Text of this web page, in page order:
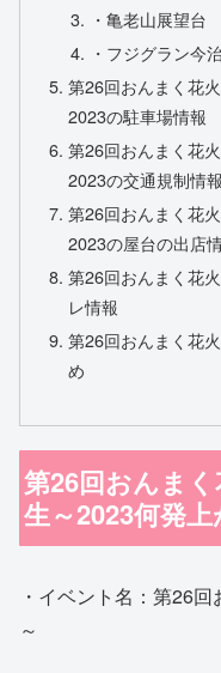
・亀老山展望台
・フジグラン今
第26回おんまく花
2023の駐車場情報
第26回おんまく花
2023の交通規制情報
第26回おんまく花
2023の屋台の出店
第26回おんまく花
レ情報
第26回おんまく花
め
第26回おんま
生～2023何発
・イベント名：第26
～